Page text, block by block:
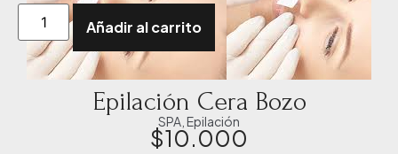
Añadir al carrito
Epilación Cera Bozo
SPA Epilación
$10.000